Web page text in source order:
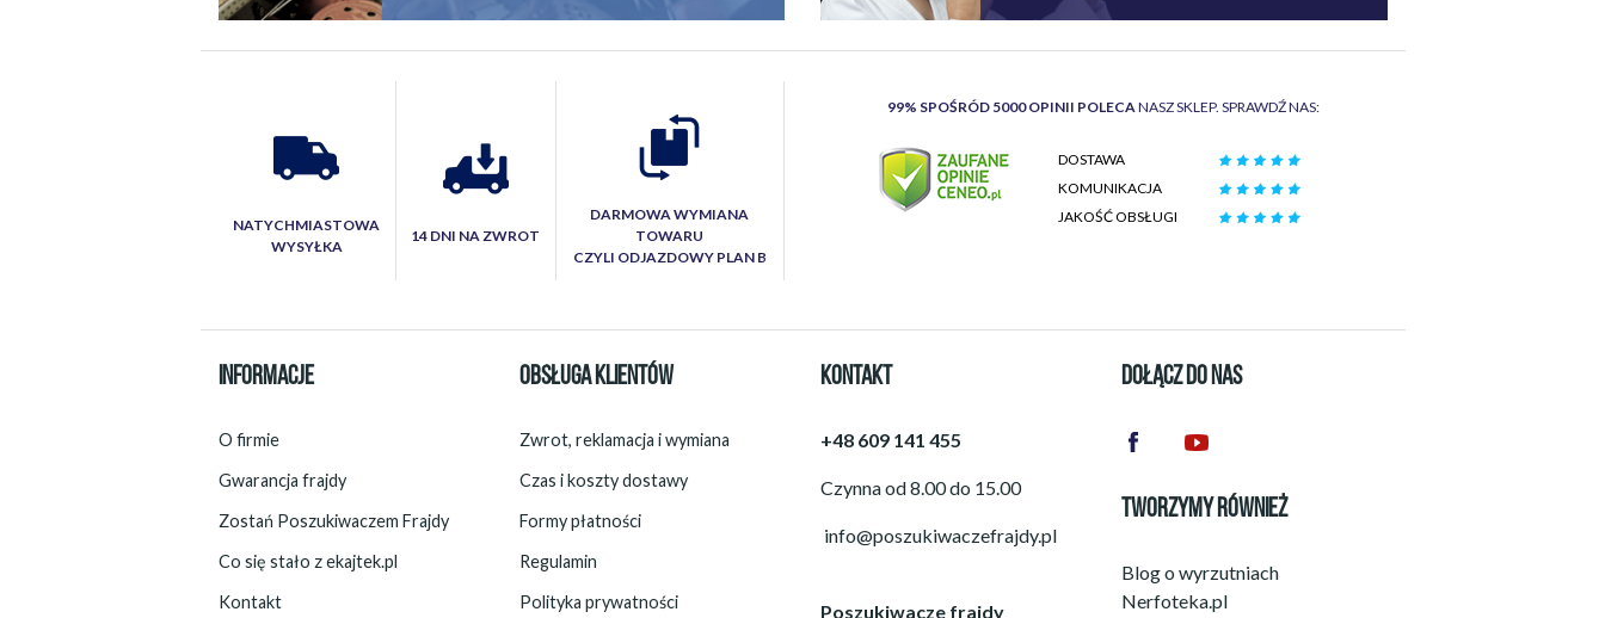
NATYCHMIASTOWA
WYSYŁKA
14 DNI NA ZWROT
DARMOWA WYMIANA
TOWARU
CZYLI ODJAZDOWY PLAN B
99% SPOŚRÓD 5000 OPINII POLECA NASZ SKLEP. SPRAWDŹ NAS:
DOSTAWA
KOMUNIKACJA
JAKOŚĆ OBSŁUGI
INFORMACJE
O firmie
Gwarancja frajdy
Zostań Poszukiwaczem Frajdy
Co się stało z ekajtek.pl
Kontakt
OBSŁUGA KLIENTÓW
Zwrot, reklamacja i wymiana
Czas i koszty dostawy
Formy płatności
Regulamin
Polityka prywatności
KONTAKT
+48 609 141 455
Czynna od 8.00 do 15.00
info@poszukiwaczefrajdy.pl
Poszukiwacze frajdy
DOŁĄCZ DO NAS
TWORZYMY RÓWNIEŻ
Blog o wyrzutniach
Nerfoteka.pl